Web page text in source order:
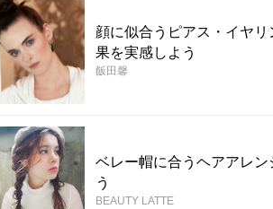
顔に似合うピアス・イヤ
果を実感しよう
飯田馨
ベレー帽に合うヘアアレ
う
BEAUTY LATTE